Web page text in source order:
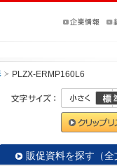
PLZX-ERMP160L6
販促資料を探す（全